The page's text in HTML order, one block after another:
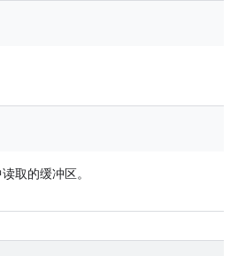
取的缓冲区。